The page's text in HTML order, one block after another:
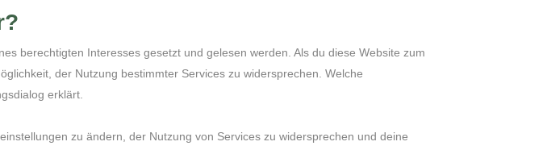
berechtigten Interesses gesetzt und gelesen werden. Als du diese Website zum
der Nutzung bestimmter Services zu widersprechen. Welche
erklärt.
zu ändern, der Nutzung von Services zu widersprechen und deine